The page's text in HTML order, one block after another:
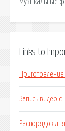
музыкальные
Links to
Запись видео с
Распорядок